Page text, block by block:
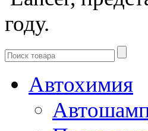
году.
Автохимия